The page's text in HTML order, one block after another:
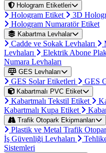
Hologram Etiketleri
Hologram Etiket 3D
Hologram Numaratör Etiket
Kabartma Levhalar
Cadde ve Sokak Levhaları
Levhaları
Elektrik Abone
Numara Levhaları
GES Levhaları
GES Solar Etiketleri GES
Kabartmalı PVC Etiket
Kabartmalı Tekstil Etiket
Kabartmalı Kupa Etiket
Trafik Otopark Ekipmanları
Plastik ve Metal Trafik
İş Güvenliği Levhaları
Sistemleri